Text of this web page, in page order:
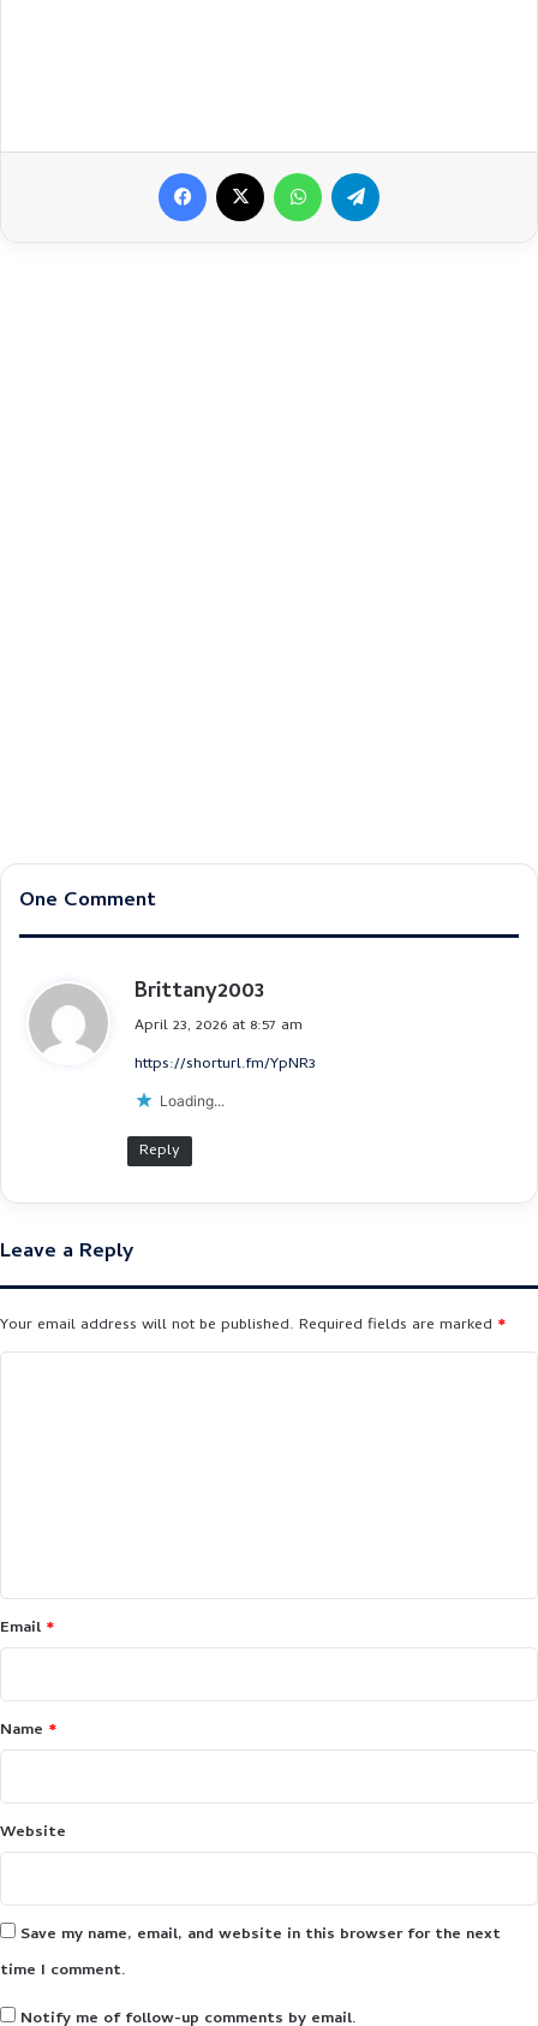
Facebook WhatsApp
One Comment
Brittany2003
a
s
April 23, 2026 at 8:57 am
https://shorturl.fm/YpNR3
Loading...
Reply
Leave a Reply
Your email address will not be published. Required fields are marked *
*
Email *
Name *
Website
Save my name, email, and website in this browser for the next
time I comment.
Notify me of follow-up comments by email.